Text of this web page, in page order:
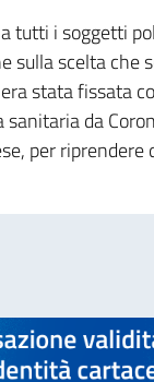
tutti i soggetti
sulla scelta che
stata fissata
da
per riprendere